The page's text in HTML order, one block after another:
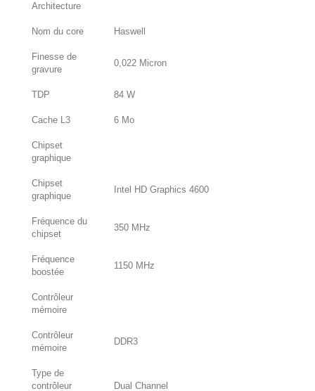
Architecture
Nom du core Haswell
Finesse de
gravure
0,022 Micron
TDP 84 W
Cache L3 6 Mo
Chipset
graphique
Chipset
graphique
Intel HD Graphics 4600
Fréquence du
chipset
350 MHz
Fréquence
boostée
1150 MHz
Contrôleur
mémoire
Contrôleur
mémoire
DDR3
Type de
contrôleur
Dual Channel